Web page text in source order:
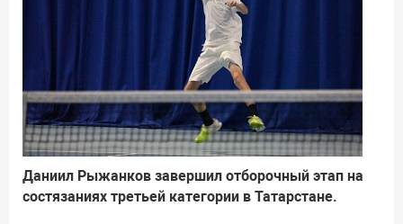
Даниил Рыжанков завершил отборочный этап на
состязаниях третьей категории в Татарстане.